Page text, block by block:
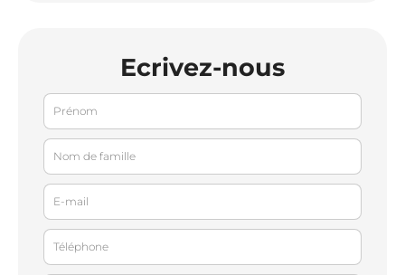
Ecrivez-nous